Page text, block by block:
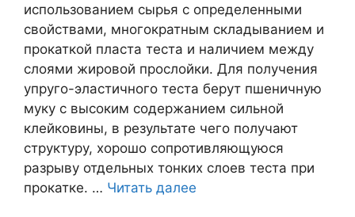
использованием сырья с определенными
свойствами, многократным складыванием и
прокаткой пласта теста и наличием между
слоями жировой прослойки. Для получения
упруго-эластичного теста берут пшеничную
муку с высоким содержанием сильной
клейковины, в результате чего получают
структуру, хорошо сопротивляющуюся
разрыву отдельных тонких слоев теста при
прокатке. … Читать далее